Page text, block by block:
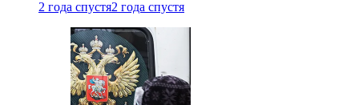
2 года спустя2 года спустя